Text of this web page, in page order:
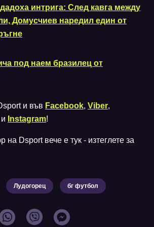
интрига: След кавга между
Домусчиев наредил един от
под наем бразилец от
и във Facebook, Viber,
и Instagram!
на Dsport вече е тук - изтеглете за
Лудогорец бг футбол